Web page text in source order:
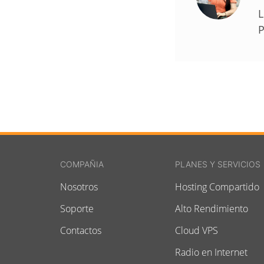
COMPAÑIA
Nosotros
Soporte
Contactos
PLANES Y SERVICIOS
Hosting Compartido
Alto Rendimiento
Cloud VPS
Radio en Internet